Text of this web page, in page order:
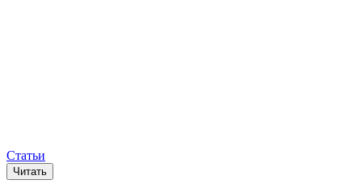
Статьи
Читать